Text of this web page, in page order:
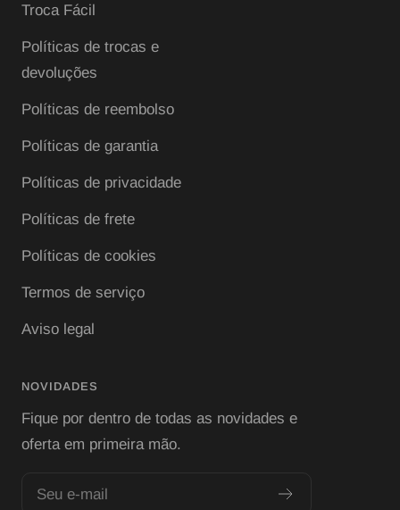
Troca Fácil
Políticas de trocas e
devoluções
Políticas de reembolso
Políticas de garantia
Políticas de privacidade
Políticas de frete
Políticas de cookies
Termos de serviço
Aviso legal
NOVIDADES
Fique por dentro de todas as novidades e
oferta em primeira mão.
Seu e-mail